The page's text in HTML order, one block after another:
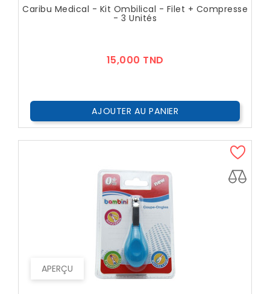
Caribu Medical - Kit Ombilical - Filet + Compresse
- 3 Unités
15,000 TND
AJOUTER AU PANIER
APERÇU